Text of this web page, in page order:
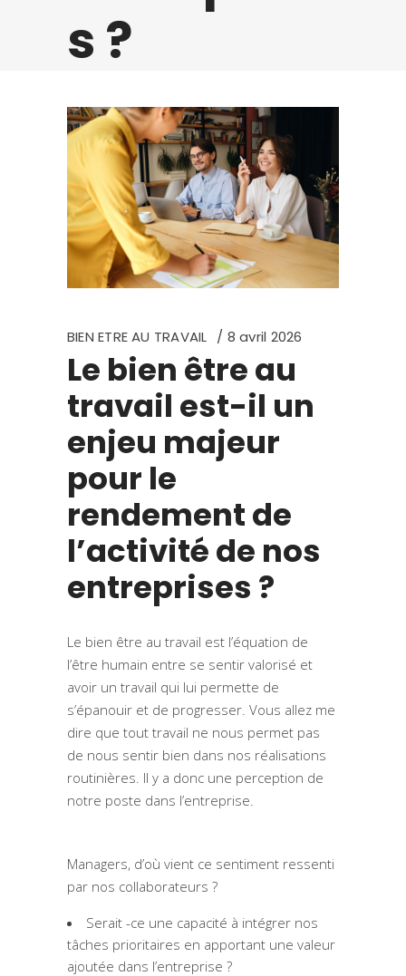
s ?
BIEN ETRE AU TRAVAIL 8 avril 2026
Le bien être au
travail est-il un
enjeu majeur
pour le
rendement de
l’activité de nos
entreprises ?
Le bien être au travail est l’équation de
l’être humain entre se sentir valorisé et
avoir un travail qui lui permette de
s’épanouir et de progresser. Vous allez me
dire que tout travail ne nous permet pas
de nous sentir bien dans nos réalisations
routinières. Il y a donc une perception de
notre poste dans l’entreprise.
Managers, d’où vient ce sentiment ressenti
par nos collaborateurs ?
Serait -ce une capacité à intégrer nos
tâches prioritaires en apportant une valeur
ajoutée dans l’entreprise ?